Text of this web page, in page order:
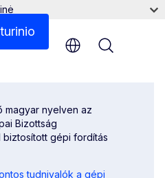
magyar nyelven az
Bizottság
gépi fordítás
tudnivalók a gépi